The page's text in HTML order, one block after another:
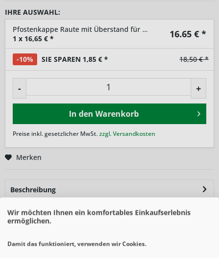
IHRE AUSWAHL:
Pfostenkappe Raute mit Überstand für 60 x 40mm Pfosten
1 x 16,65 € * 16.65 € *
-10% SIE SPAREN 1,85 € * 18,50 € *
- +
In den Warenkorb
Preise inkl. gesetzlicher MwSt.zzgl. Versandkosten
Merken
Beschreibung
Wir möchten Ihnen ein komfortables Einkaufserlebnis
ermöglichen.
Damit das funktioniert, verwenden wir Cookies.